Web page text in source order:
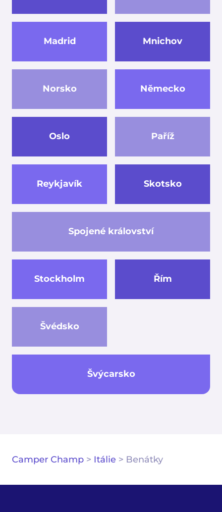
Madrid Mnichov
Norsko Německo
Oslo Paříž
Reykjavík Skotsko
Spojené království
Stockholm Řím
Švédsko
Švýcarsko
Camper Champ > Itálie > Benátky